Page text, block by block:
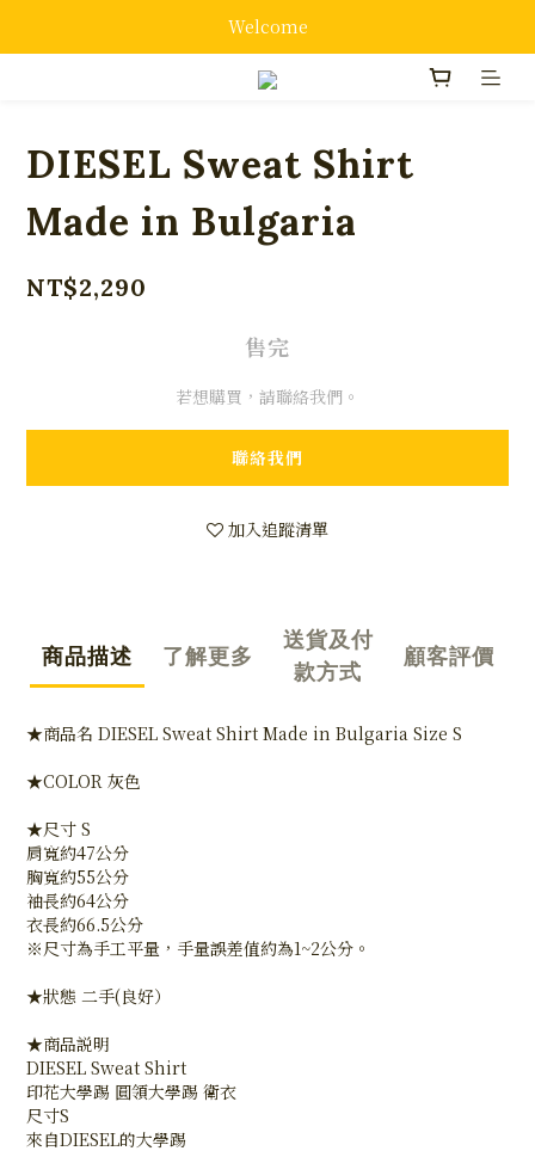
Welcome
DIESEL Sweat Shirt
Made in Bulgaria
NT$2,290
售完
若想購買，請聯絡我們。
聯絡我們
加入追蹤清單
商品描述 了解更多
送貨及付
款方式
顧客評價
★商品名 DIESEL Sweat Shirt Made in Bulgaria Size S
★COLOR 灰色
★尺寸 S
肩寬約47公分
胸寬約55公分
袖長約64公分
衣長約66.5公分
※尺寸為手工平量，手量誤差值約為1~2公分。
★狀態 二手(良好）
★商品説明
DIESEL Sweat Shirt
印花大學踢 圓領大學踢 衛衣
尺寸S
來自DIESEL的大學踢